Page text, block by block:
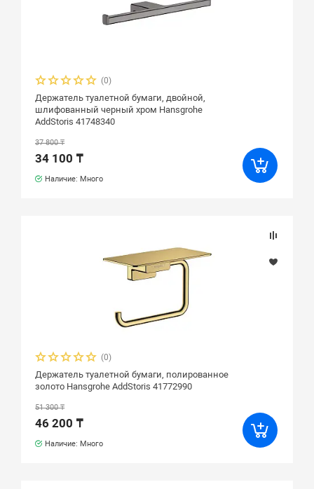
(0)
Держатель туалетной бумаги, двойной,
шлифованный черный хром Hansgrohe
AddStoris 41748340
37 800 ₸
34 100 ₸
Наличие: Много
(0)
Держатель туалетной бумаги, полированное
золото Hansgrohe AddStoris 41772990
51 300 ₸
46 200 ₸
Наличие: Много